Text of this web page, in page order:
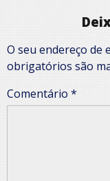
O seu endereço de
obrigatórios são
Comentário *